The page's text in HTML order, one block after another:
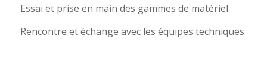
Essai et prise en main des gammes de matériel
Rencontre et échange avec les équipes techniques